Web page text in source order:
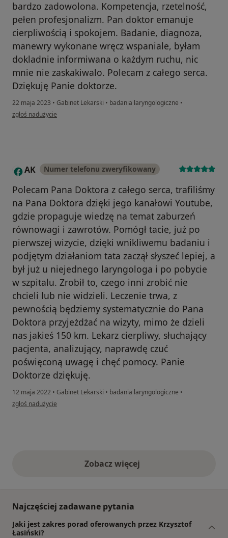
bardzo zadowolona. Kompetencja, rzetelność,
pełen profesjonalizm. Pan doktor emanuje
cierpliwością i spokojem. Badanie, diagnoza,
manewry wykonane wręcz wspaniale, byłam
dokladnie informiwana o każdym ruchu, nic
mnie nie zaskakiwalo. Polecam z całego serca.
Dziękuję Panie doktorze.
22 maja 2023 • Gabinet Lekarski • badania laryngologiczne •
w opinii użytkownika Iwona D.
zgłoś nadużycie
A AK Numer telefonu zweryfikowany
Polecam Pana Doktora z całego serca, trafiliśmy
na Pana Doktora dzięki jego kanałowi Youtube,
gdzie propaguje wiedzę na temat zaburzeń
równowagi i zawrotów. Pomógł tacie, już po
pierwszej wizycie, dzięki wnikliwemu badaniu i
podjętym działaniom tata zaczął słyszeć lepiej, a
był już u niejednego laryngologa i po pobycie
w szpitalu. Zrobił to, czego inni zrobić nie
chcieli lub nie widzieli. Leczenie trwa, z
pewnością będziemy systematycznie do Pana
Doktora przyjeżdżać na wizyty, mimo że dzieli
nas jakieś 150 km. Lekarz cierpliwy, słuchający
pacjenta, analizujący, naprawdę czuć
poświęconą uwagę i chęć pomocy. Panie
Doktorze dziękuję.
12 maja 2022 • Gabinet Lekarski • badania laryngologiczne •
w opinii użytkownika AK
zgłoś nadużycie
Zobacz więcejopinie powyżej
Najczęściej zadawane pytania
Jaki jest zakres porad oferowanych przez Krzysztof
Łasiński?